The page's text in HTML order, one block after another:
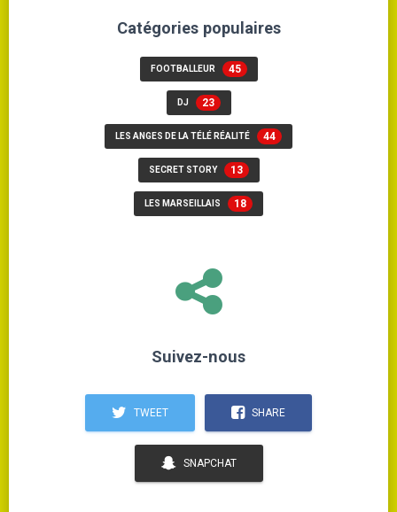
Catégories populaires
FOOTBALLEUR 45
DJ 23
LES ANGES DE LA TÉLÉ RÉALITÉ 44
SECRET STORY 13
LES MARSEILLAIS 18
Suivez-nous
TWEET SHARE
SNAPCHAT